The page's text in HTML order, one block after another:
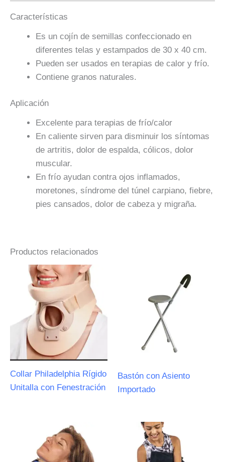
Características
Es un cojín de semillas confeccionado en
diferentes telas y estampados de 30 x 40 cm.
Pueden ser usados en terapias de calor y frío.
Contiene granos naturales.
Aplicación
Excelente para terapias de frío/calor
En caliente sirven para disminuir los síntomas
de artritis, dolor de espalda, cólicos, dolor
muscular.
En frío ayudan contra ojos inflamados,
moretones, síndrome del túnel carpiano, fiebre,
pies cansados, dolor de cabeza y migraña.
Productos relacionados
Collar Philadelphia Rígido
Unitalla con Fenestración
Bastón con Asiento
Importado